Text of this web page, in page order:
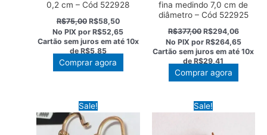
0,2 cm – Cód 522928
R$75,00 O
preço
original
era:
R$75,00.
R$58,50O
preço
atual
é:
R$58,50.
No PIX porR$52,65
Cartão sem juros em até 10x
deR$5,85
Comprar agora
fina medindo 7,0 cm de
diâmetro – Cód 522925
R$377,00 O
preço
original
era:
R$377,00.
R$294,06O
preço
atual
é:
No PIX por R$264,65
Cartão sem juros em até10x
de R$29,41
Comprar agora
Sale! Sale!